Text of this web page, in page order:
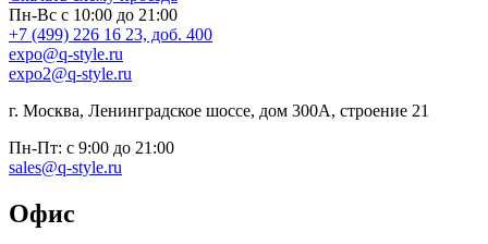
Пн-Вс с 10:00 до 21:00
+7 (499) 226 16 23, доб. 400
expo@q-style.ru
expo2@q-style.ru
г. Москва, Ленинградское шоссе, дом 300А, строение 21
Пн-Пт: с 9:00 до 21:00
sales@q-style.ru
Офис